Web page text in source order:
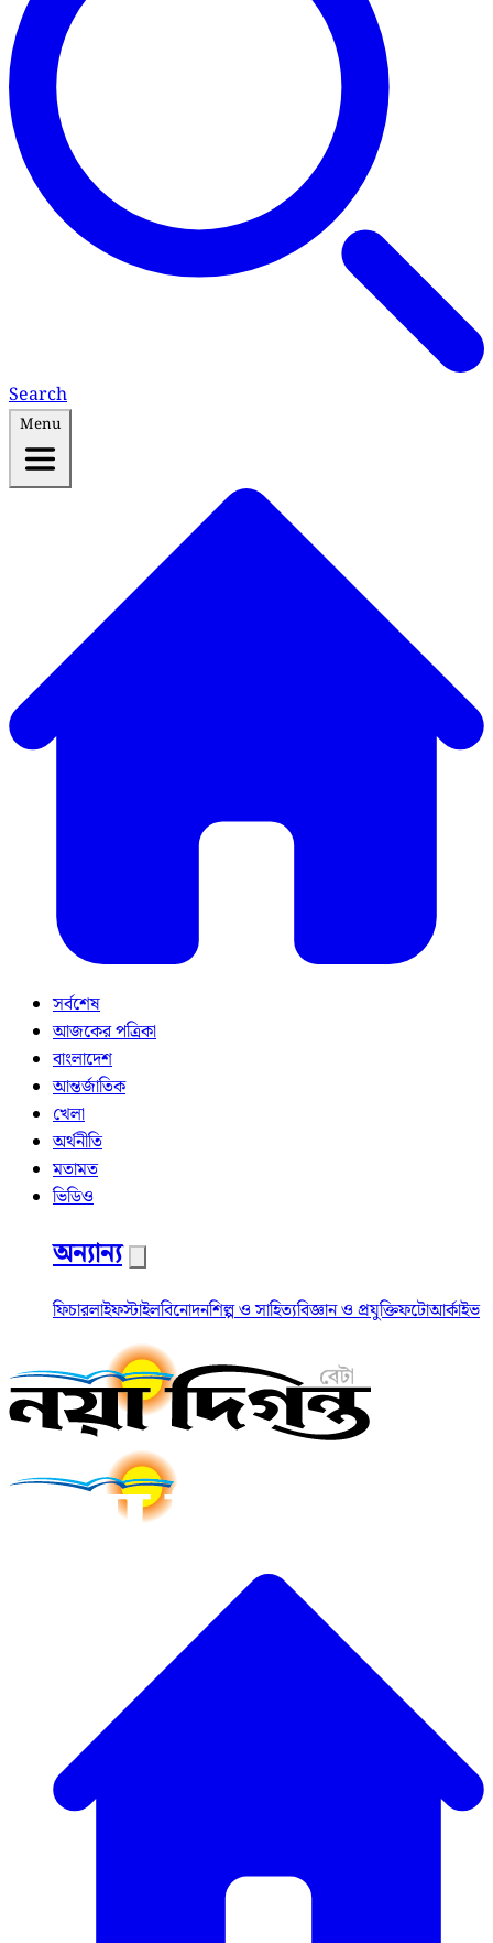
Search
Menu
সর্বশেষ
আজকের পত্রিকা
বাংলাদেশ
আন্তর্জাতিক
খেলা
অর্থনীতি
মতামত
ভিডিও
অন্যান্য
ফিচারলাইফস্টাইলবিনোদনশিল্প ও সাহিত্যবিজ্ঞান ও প্রযুক্তিফটোআর্কাইভ